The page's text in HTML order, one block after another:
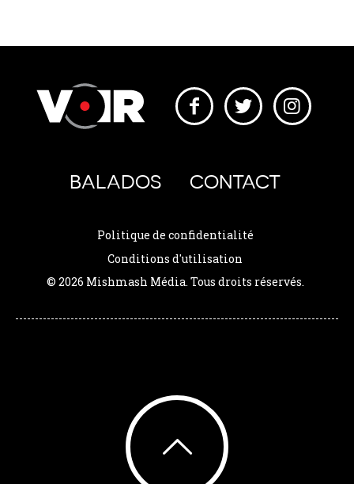
BALADOS CONTACT
Politique de confidentialité
Conditions d'utilisation
© 2026 Mishmash Média. Tous droits réservés.